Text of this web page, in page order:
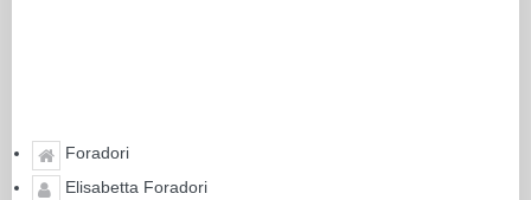
Foradori
Elisabetta Foradori